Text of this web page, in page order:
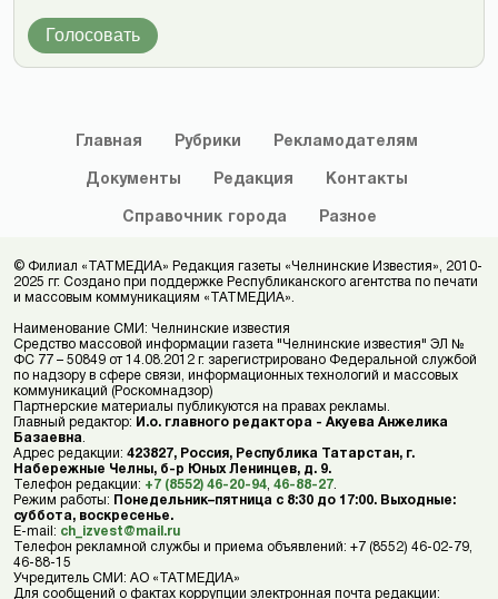
Голосовать
Главная Рубрики Рекламодателям
Документы Редакция Контакты
Справочник города Разное
© Филиал «ТАТМЕДИА» Редакция газеты «Челнинские Известия», 2010-
2025 гг. Создано при поддержке Республиканского агентства по печати
и массовым коммуникациям «ТАТМЕДИА».
Наименование СМИ: Челнинские известия
Средство массовой информации газета "Челнинские известия" ЭЛ №
ФС 77 – 50849 от 14.08.2012 г. зарегистрировано Федеральной службой
по надзору в сфере связи, информационных технологий и массовых
коммуникаций (Роскомнадзор)
Партнерские материалы публикуются на правах рекламы.
Главный редактор: И.о. главного редактора - Акуева Анжелика
Базаевна
Адрес редакции: 423827, Россия, Республика Татарстан, г.
Набережные Челны, б-р Юных Ленинцев, д. 9.
Телефон редакции: +7 (8552) 46-20-94 46-88-27
Режим работы: Понедельник–пятница с 8:30 до 17:00. Выходные:
суббота, воскресенье.
E-mail: ch_izvest@mail.ru
Телефон рекламной службы и приема объявлений: +7 (8552) 46-02-79,
46-88-15
Учредитель СМИ: АО «ТАТМЕДИА»
Для сообщений о фактах коррупции электронная почта редакции: